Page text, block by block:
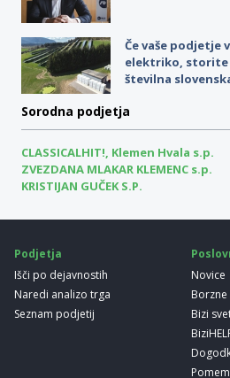
Če vaše podjetje
elektriko, storite
številna
Sorodna podjetja
CLASSICALHIT!, Klemen Hvala s.p.
ZVEZDANA MLAKAR KLEMENC s.p.
KRISTIJAN GUČEK S.P.
Podjetja
Išči po dejavnostih
Naredi analizo trga
Seznam podjetij
Novice
Bizi